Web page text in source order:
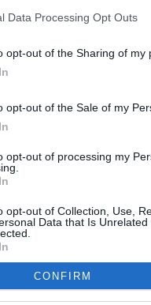
Data Processing Opt Outs
opt-out of the Sharing of my
opt-out of the Sale of my
opt-out of processing my
opt-out of Collection, Use,
Data that Is
CONFIRM
Ayuso señaló por la compra
residencia oficial para la
Ayuso no puede destinar
por los incendios